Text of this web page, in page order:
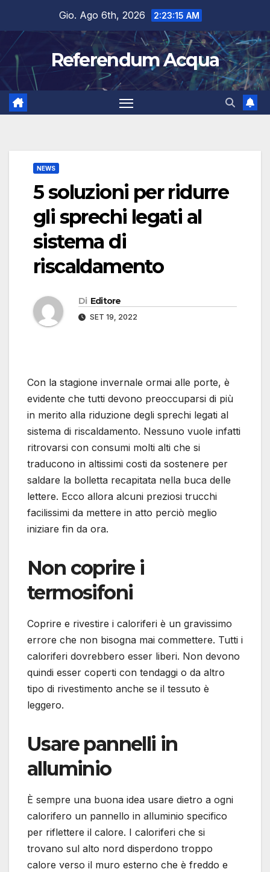
contenuto
Gio. Ago 6th, 2026 2:23:16 AM
Referendum Acqua
NEWS
5 soluzioni per ridurre
gli sprechi legati al
sistema di
riscaldamento
Di Editore
SET 19, 2022
Con la stagione invernale ormai alle porte, è
evidente che tutti devono preoccuparsi di più
in merito alla riduzione degli sprechi legati al
sistema di riscaldamento. Nessuno vuole infatti
ritrovarsi con consumi molti alti che si
traducono in altissimi costi da sostenere per
saldare la bolletta recapitata nella buca delle
lettere. Ecco allora alcuni preziosi trucchi
facilissimi da mettere in atto perciò meglio
iniziare fin da ora.
Non coprire i
termosifoni
Coprire e rivestire i caloriferi è un gravissimo
errore che non bisogna mai commettere. Tutti i
caloriferi dovrebbero esser liberi. Non devono
quindi esser coperti con tendaggi o da altro
tipo di rivestimento anche se il tessuto è
leggero.
Usare pannelli in
alluminio
È sempre una buona idea usare dietro a ogni
calorifero un pannello in alluminio specifico
per riflettere il calore. I caloriferi che si
trovano sul alto nord disperdono troppo
calore verso il muro esterno che è freddo e